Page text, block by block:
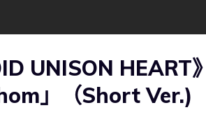
UNISON HEART》
」（Short Ver.)